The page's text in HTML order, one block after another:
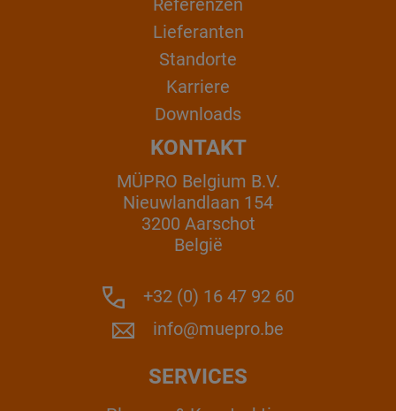
Referenzen
Lieferanten
Standorte
Karriere
Downloads
KONTAKT
MÜPRO Belgium B.V.
Nieuwlandlaan 154
3200 Aarschot
België
+32 (0) 16 47 92 60
info@muepro.be
SERVICES